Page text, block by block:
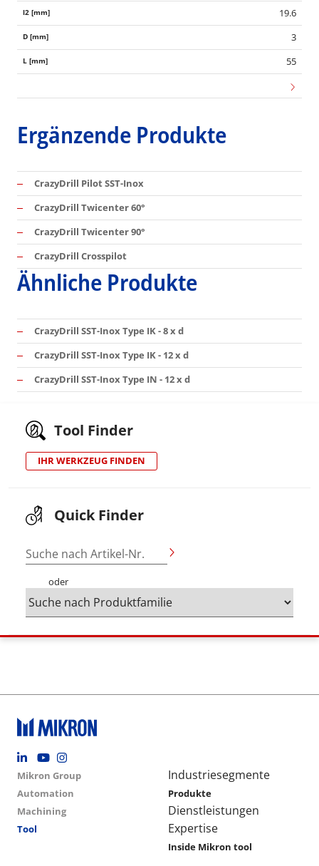
19.6
3
55
Ergänzende Produkte
CrazyDrill Pilot SST-Inox
CrazyDrill Twicenter 60°
CrazyDrill Twicenter 90°
CrazyDrill Crosspilot
Ähnliche Produkte
CrazyDrill SST-Inox Type IK - 8 x d
CrazyDrill SST-Inox Type IK - 12 x d
CrazyDrill SST-Inox Type IN - 12 x d
Tool Finder
IHR WERKZEUG FINDEN
Quick Finder
Suche nach Artikel-Nr.
oder
Footer social
Group menu
Mikron Group
Automation
Machining
Tool
Main navigation
Industriesegmente
Produkte
Dienstleistungen
Expertise
Inside Mikron tool